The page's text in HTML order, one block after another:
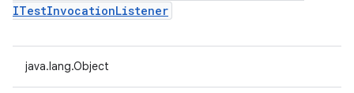
ITestInvocationListener
java.lang.Object